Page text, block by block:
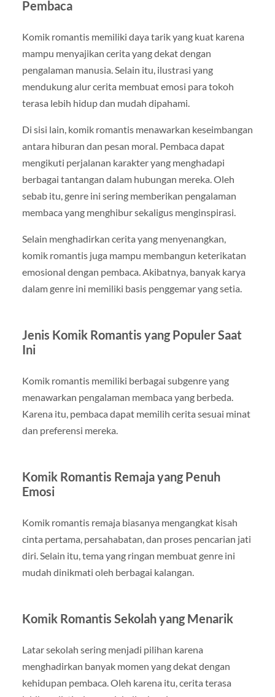
Pembaca
Komik romantis memiliki daya tarik yang kuat karena
mampu menyajikan cerita yang dekat dengan
pengalaman manusia. Selain itu, ilustrasi yang
mendukung alur cerita membuat emosi para tokoh
terasa lebih hidup dan mudah dipahami.
Di sisi lain, komik romantis menawarkan keseimbangan
antara hiburan dan pesan moral. Pembaca dapat
mengikuti perjalanan karakter yang menghadapi
berbagai tantangan dalam hubungan mereka. Oleh
sebab itu, genre ini sering memberikan pengalaman
membaca yang menghibur sekaligus menginspirasi.
Selain menghadirkan cerita yang menyenangkan,
komik romantis juga mampu membangun keterikatan
emosional dengan pembaca. Akibatnya, banyak karya
dalam genre ini memiliki basis penggemar yang setia.
Jenis Komik Romantis yang Populer Saat
Ini
Komik romantis memiliki berbagai subgenre yang
menawarkan pengalaman membaca yang berbeda.
Karena itu, pembaca dapat memilih cerita sesuai minat
dan preferensi mereka.
Komik Romantis Remaja yang Penuh
Emosi
Komik romantis remaja biasanya mengangkat kisah
cinta pertama, persahabatan, dan proses pencarian jati
diri. Selain itu, tema yang ringan membuat genre ini
mudah dinikmati oleh berbagai kalangan.
Komik Romantis Sekolah yang Menarik
Latar sekolah sering menjadi pilihan karena
menghadirkan banyak momen yang dekat dengan
kehidupan pembaca. Oleh karena itu, cerita terasa